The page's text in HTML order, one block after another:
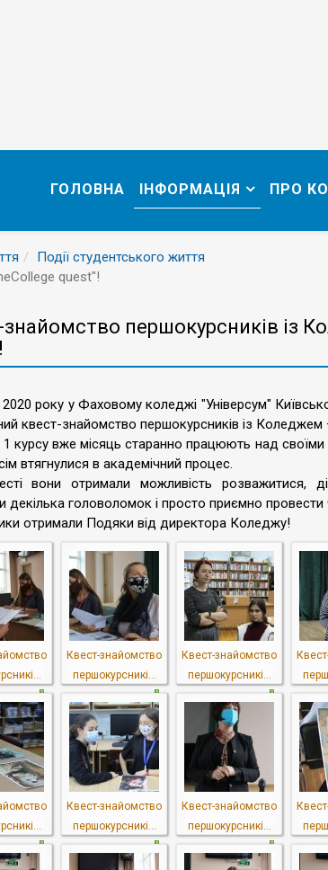
ГОЛОВНА ІНФОРМАЦІЯ ПРО
Події студентського життя
quest"!
знайомство першокурсників із
року у Фаховому коледжі "Універсум"
квест-знайомство першокурсників із
курсу вже місяць старанно працюють над
втягнулися в академічний процес.
вони отримали можливість розважитися,
декілька головоломок і просто приємно провести
отримали Подяки від директора Коледжу!
Квест-знайомство
першокурсникі...
Квест-знайомство
першокурсникі...
Квест-знайомство
першокурсникі...
Квест-знайомство
першокурсникі...